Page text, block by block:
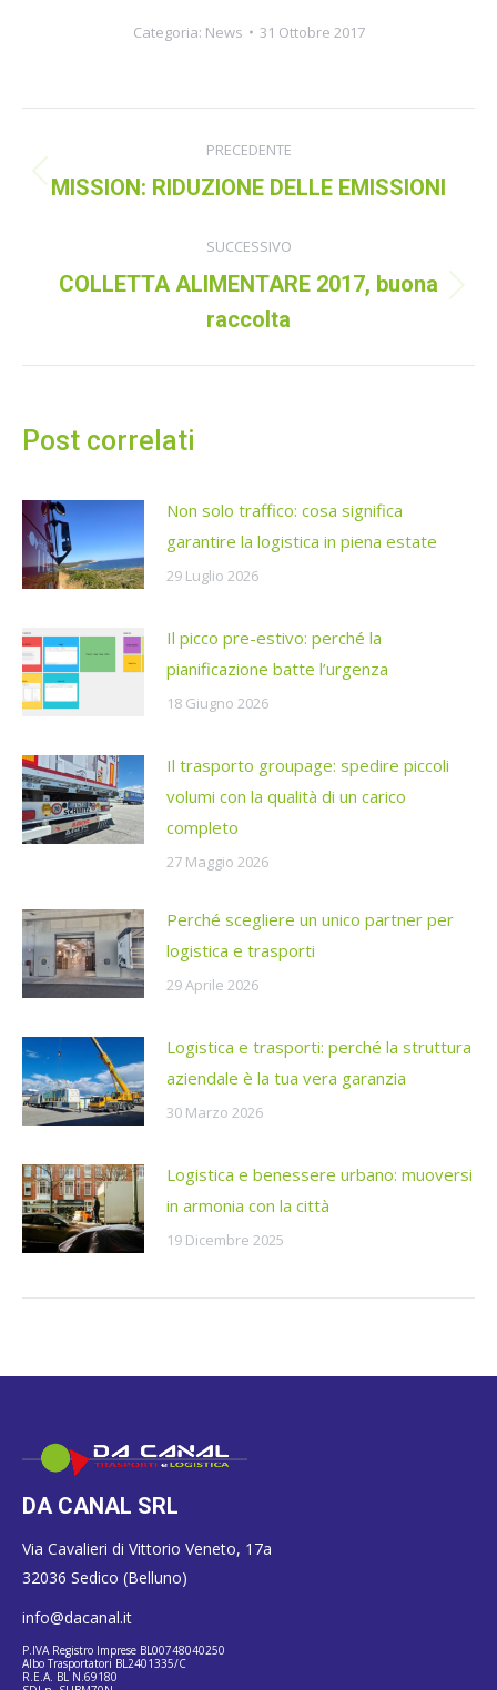
Categoria: News 31 Ottobre 2017
tra
post
PRECEDENTE
Post
MISSION: RIDUZIONE DELLE EMISSIONI
SUCCESSIVO
Prossimo
post:
COLLETTA ALIMENTARE 2017, buona
raccolta
Post correlati
Non solo traffico: cosa significa
garantire la logistica in piena estate
29 Luglio 2026
Il picco pre-estivo: perché la
pianificazione batte l’urgenza
18 Giugno 2026
Il trasporto groupage: spedire piccoli
volumi con la qualità di un carico
completo
27 Maggio 2026
Perché scegliere un unico partner per
logistica e trasporti
29 Aprile 2026
Logistica e trasporti: perché la struttura
aziendale è la tua vera garanzia
30 Marzo 2026
Logistica e benessere urbano: muoversi
in armonia con la città
19 Dicembre 2025
DA CANAL SRL
Via Cavalieri di Vittorio Veneto, 17a
32036 Sedico (Belluno)
info@dacanal.it
P.IVA Registro Imprese BL00748040250
Albo Trasportatori BL2401335/C
R.E.A. BL N.69180